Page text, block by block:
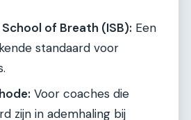
of Breath (ISB): Een
standaard voor
Voor coaches die
zijn in ademhaling bij